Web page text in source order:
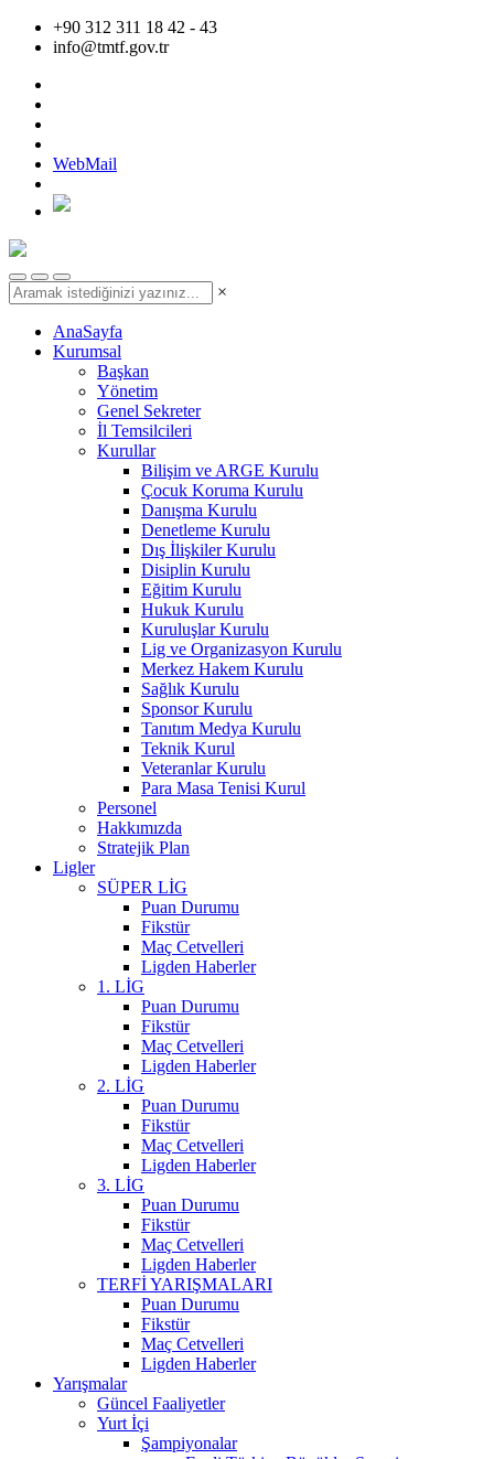
+90 312 311 18 42 - 43
info@tmtf.gov.tr
WebMail
×
AnaSayfa
Kurumsal
Başkan
Yönetim
Genel Sekreter
İl Temsilcileri
Kurullar
Bilişim ve ARGE Kurulu
Çocuk Koruma Kurulu
Danışma Kurulu
Denetleme Kurulu
Dış İlişkiler Kurulu
Disiplin Kurulu
Eğitim Kurulu
Hukuk Kurulu
Kuruluşlar Kurulu
Lig ve Organizasyon Kurulu
Merkez Hakem Kurulu
Sağlık Kurulu
Sponsor Kurulu
Tanıtım Medya Kurulu
Teknik Kurul
Veteranlar Kurulu
Para Masa Tenisi Kurul
Personel
Hakkımızda
Stratejik Plan
Ligler
SÜPER LİG
Puan Durumu
Fikstür
Maç Cetvelleri
Ligden Haberler
1. LİG
Puan Durumu
Fikstür
Maç Cetvelleri
Ligden Haberler
2. LİG
Puan Durumu
Fikstür
Maç Cetvelleri
Ligden Haberler
3. LİG
Puan Durumu
Fikstür
Maç Cetvelleri
Ligden Haberler
TERFİ YARIŞMALARI
Puan Durumu
Fikstür
Maç Cetvelleri
Ligden Haberler
Yarışmalar
Güncel Faaliyetler
Yurt İçi
Şampiyonalar